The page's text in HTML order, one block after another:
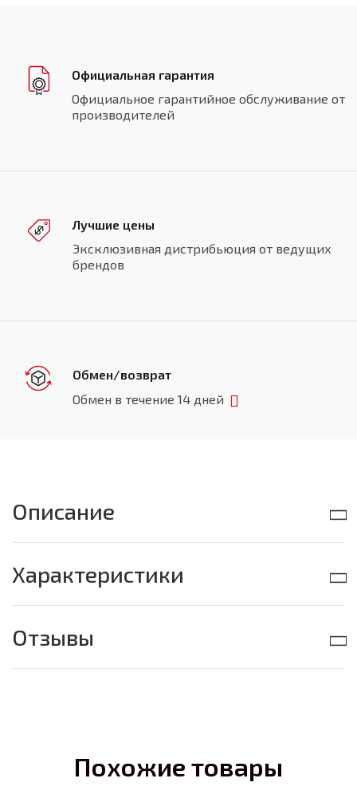
Официальная гарантия
Официальное гарантийное обслуживание от
производителей
Лучшие цены
Эксклюзивная дистрибьюция от ведущих
брендов
Обмен/возврат
Обмен в течение 14 дней
Описание
Характеристики
Отзывы
Похожие товары